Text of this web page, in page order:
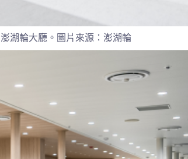
澎湖輪大廳。圖片來源：澎湖輪